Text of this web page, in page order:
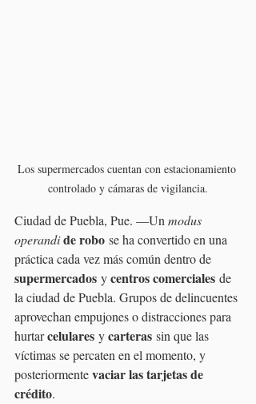
Los supermercados cuentan con estacionamiento
controlado y cámaras de vigilancia.
Ciudad de Puebla, Pue. —Un modus
operandi de robo se ha convertido en una
práctica cada vez más común dentro de
supermercados y centros comerciales de
la ciudad de Puebla. Grupos de delincuentes
aprovechan empujones o distracciones para
hurtar celulares y carteras sin que las
víctimas se percaten en el momento, y
posteriormente vaciar las tarjetas de
crédito.